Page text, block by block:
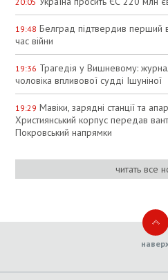
19:48 Белград підтвердив перший
час війни
19:36 Трагедія у Вишневому:
чоловіка впливової судді Ішуніної
19:29 Мавіки, зарядні станції та
Християнський корпус передав
Покровський напрямки
читать все